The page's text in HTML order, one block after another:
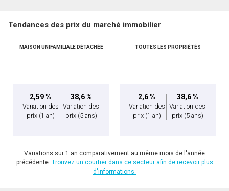
Tendances des prix du marché immobilier
MAISON UNIFAMILIALE DÉTACHÉE
2,59 %
Variation des
prix (1 an)
38,6 %
Variation des
prix (5 ans)
TOUTES LES PROPRIÉTÉS
2,6 %
Variation des
prix (1 an)
38,6 %
Variation des
prix (5 ans)
Variations sur 1 an comparativement au même mois de l'année
précédente. Trouvez un courtier dans ce secteur afin de recevoir plus
d'informations.